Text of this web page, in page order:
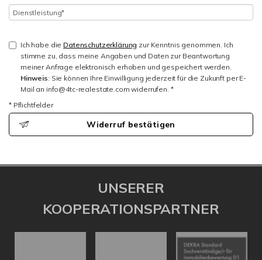
Ich habe die Datenschutzerklärung zur Kenntnis genommen. Ich
stimme zu, dass meine Angaben und Daten zur Beantwortung
meiner Anfrage elektronisch erhoben und gespeichert werden.
Hinweis: Sie können Ihre Einwilligung jederzeit für die Zukunft per E-
Mail an info@4tc-realestate.com widerrufen. *
* Pflichtfelder
Widerruf bestätigen
UNSERER
KOOPERATIONSPARTNER